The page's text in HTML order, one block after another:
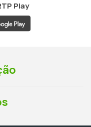
Play